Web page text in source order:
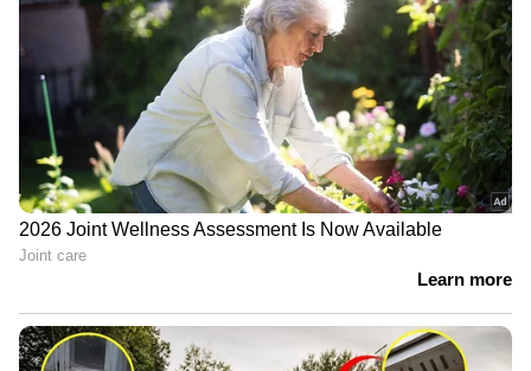
Image Credit : Getty
ശ്രദ്ധിക്കുക
വയറിന്റെ ആരോഗ്യം തന്നെയാണ് മാനസികവും
ശാരീരികവുമായ ആരോഗ്യത്തിന്റെ അടിത്തറ.
ലളിതമായ ഈ ജീവിതശൈലി മാറ്റങ്ങളിലൂടെ
കുടലിന്റെ ആരോഗ്യം മെച്ചപ്പെടുത്താൻ
സാധിക്കും.